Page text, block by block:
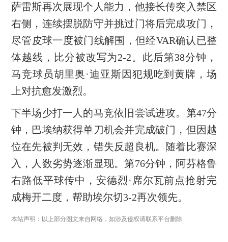
萨雷斯再次展现个人能力，他接长传突入禁区
右侧，连续摆脱防守并挑过门将后完成攻门，
尽管皮球一度被门线解围，但经VAR确认已整
体越线，比分被改写为2-2。此后第38分钟，
马竞球员胡里奥·迪亚斯因犯规吃到黄牌，场
上对抗愈发激烈。
下半场少打一人的马竞依旧尝试进攻。第47分
钟，巴埃纳获得单刀机会并完成破门，但因越
位在先被判无效，错失反超良机。随着比赛深
入，人数劣势逐渐显现。第76分钟，阿芬格鲁
右路低平球传中，安德烈·席尔瓦前点抢射完
成梅开二度，帮助埃尔切3-2再次领先。
本站声明：以上部分图文来自网络，如涉及侵权请联系平台删除